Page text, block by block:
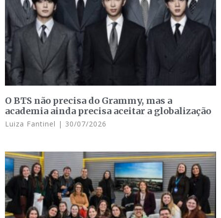
O BTS não precisa do Grammy, mas a
academia ainda precisa aceitar a globalização
Luiza Fantinel 30/07/2026